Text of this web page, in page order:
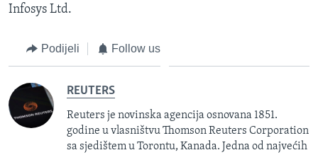
Infosys Ltd.
Podijeli Follow us
REUTERS
Reuters je novinska agencija osnovana 1851.
godine u vlasništvu Thomson Reuters Corporation
sa sjedištem u Torontu, Kanada. Jedna od najvećih